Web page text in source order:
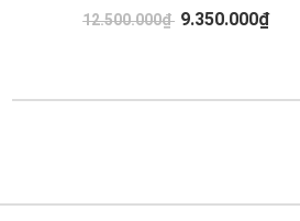
12.500.000₫ 9.350.000₫